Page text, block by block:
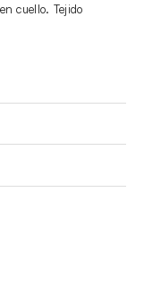
cuello. Tejido